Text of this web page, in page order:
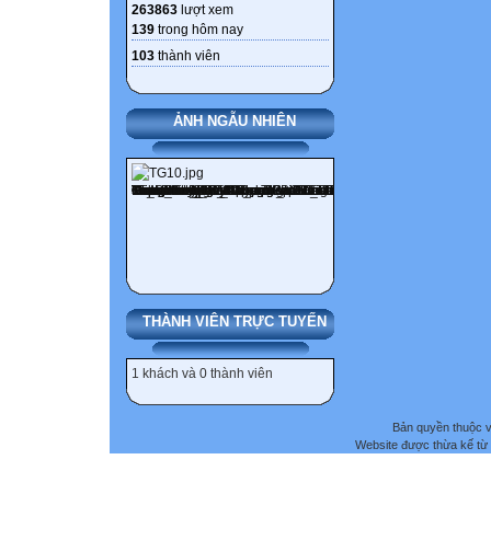
263863 lượt xem
139 trong hôm nay
103 thành viên
ẢNH NGẪU NHIÊN
THÀNH VIÊN TRỰC TUYẾN
1 khách và 0 thành viên
Bản quyền thuộc
Website được thừa kế từ